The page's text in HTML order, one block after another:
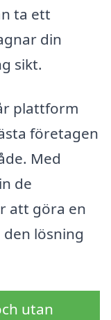
ta ett
din
sikt.
plattform
företagen
Med
de
att göra en
lösning
utan